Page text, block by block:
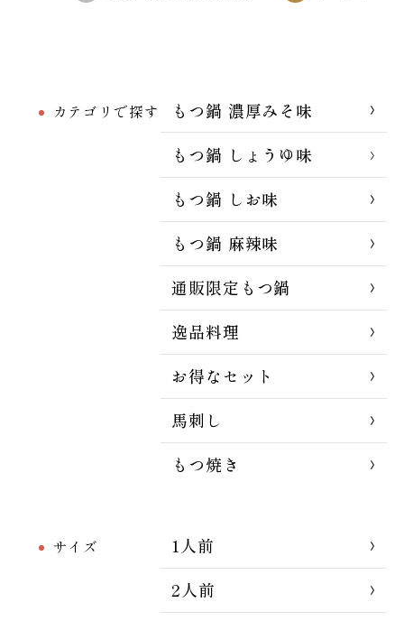
カテゴリで探す
もつ鍋 濃厚みそ味
もつ鍋 しょうゆ味
もつ鍋 しお味
もつ鍋 麻辣味
通販限定もつ鍋
逸品料理
お得なセット
馬刺し
もつ焼き
サイズ
1人前
2人前